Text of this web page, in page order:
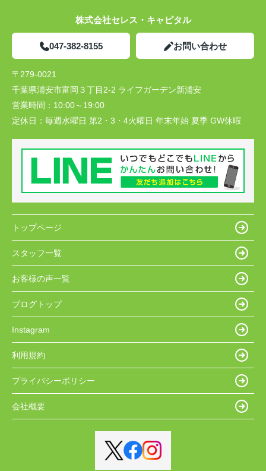
株式会社セレス・キャピタル
047-382-8155 お問い合わせ
〒279-0021
千葉県浦安市富岡３丁目2-2 ライフガーデン新浦安
営業時間： 10:00～19:00
定休日： 毎週水曜日 第2・3・4火曜日 年末年始 夏季 GW休暇
トップページ
スタッフ一覧
お客様の声一覧
ブログトップ
Instagram
利用規約
プライバシーポリシー
会社概要